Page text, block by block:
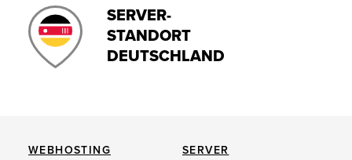
SERVER-
STANDORT
DEUTSCHLAND
WEBHOSTING SERVER